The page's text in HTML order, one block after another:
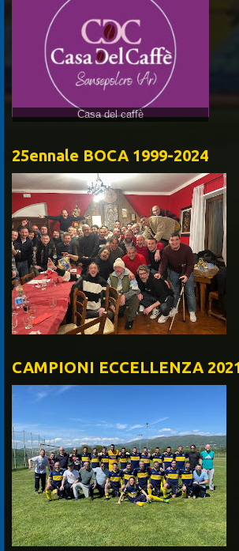
Casa del caffè
25ennale BOCA 1999-2024
CAMPIONI ECCELLENZA